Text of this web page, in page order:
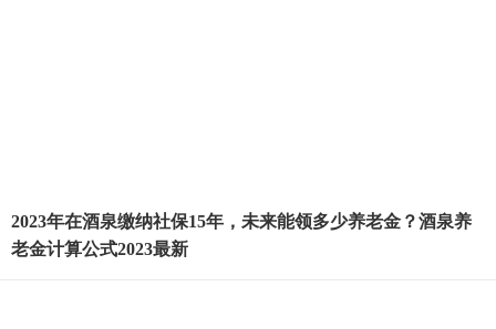
2023年在酒泉缴纳社保15年，未来能领多少养老金？酒泉养
老金计算公式2023最新